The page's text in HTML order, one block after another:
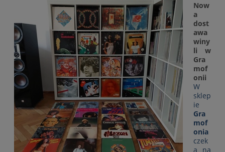
Now
a
dost
awa
winy
li w
Gra
mof
onii
W
sklep
ie
Gra
mof
onia
czek
a na